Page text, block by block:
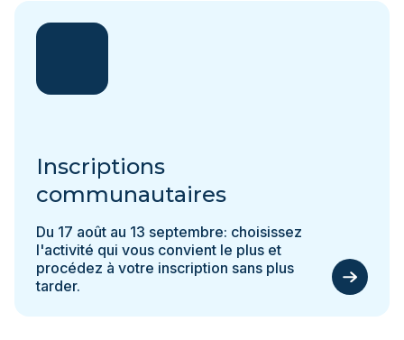
Inscriptions
communautaires
Du 17 août au 13 septembre: choisissez
l'activité qui vous convient le plus et
procédez à votre inscription sans plus
tarder.